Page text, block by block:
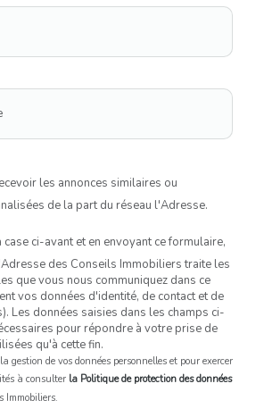
les annonces similaires ou
de la part du réseau l'Adresse.
case ci-avant et en envoyant ce formulaire,
des Conseils Immobiliers traite les
que vous nous communiquez dans ce
vos données d'identité, de contact et de
Les données saisies dans les champs ci-
pour répondre à votre prise de
qu'à cette fin.
gestion de vos données personnelles et pour exercer
à consulter la Politique de protection des données
Immobiliers.